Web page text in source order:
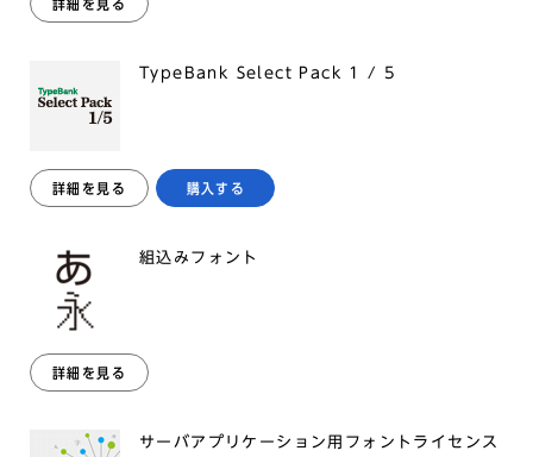
詳細を見る
TypeBank Select Pack 1 / 5
詳細を見る 購入する
組込みフォント
詳細を見る
サーバアプリケーション用フォントライセンス